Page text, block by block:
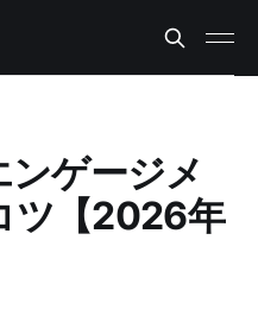
ゲージメ
ツ【2026年